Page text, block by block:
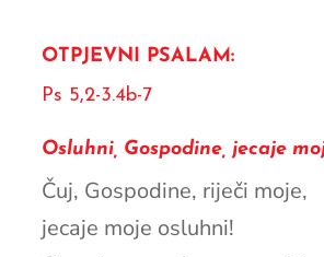
OTPJEVNI PSALAM:
Ps 5,2-3.4b-7
Osluhni, Gospodine, jecaje
Čuj, Gospodine, riječi moje,
jecaje moje osluhni!